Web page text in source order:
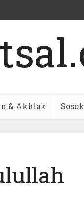
& Akhlak Sosok